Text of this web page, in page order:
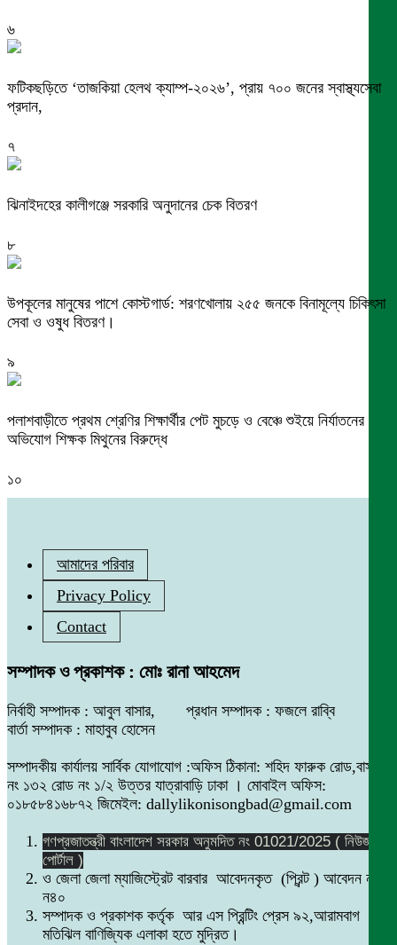
৬
ফটিকছড়িতে ‘তাজকিয়া হেলথ ক্যাম্প-২০২৬’, প্রায় ৭০০ জনের স্বাস্থ্যসেবা
প্রদান,
৭
ঝিনাইদহের কালীগঞ্জে সরকারি অনুদানের চেক বিতরণ
৮
উপকূলের মানুষের পাশে কোস্টগার্ড: শরণখোলায় ২৫৫ জনকে বিনামূল্যে চিকিৎসা
সেবা ও ওষুধ বিতরণ।
৯
পলাশবাড়ীতে প্রথম শ্রেণির শিক্ষার্থীর পেট মুচড়ে ও বেঞ্চে শুইয়ে নির্যাতনের
অভিযোগ শিক্ষক মিথুনের বিরুদ্ধে
১০
আমাদের পরিবার
Privacy Policy
Contact
সম্পাদক ও প্রকাশক : মোঃ রানা আহমেদ
নির্বাহী সম্পাদক : আবুল বাসার, প্রধান সম্পাদক : ফজলে রাব্বি
বার্তা সম্পাদক : মাহাবুব হোসেন
সম্পাদকীয় কার্যালয় সার্বিক যোগাযোগ :অফিস ঠিকানা: শহিদ ফারুক রোড,বাসা
নং ১৩২ রোড নং ১/২ উত্তর যাত্রাবাড়ি ঢাকা । মোবাইল অফিস:
০১৮৫৮৪১৬৮৭২ জিমেইল: dallylikonisongbad@gmail.com
গণপ্রজাতন্ত্রী বাংলাদেশ সরকার অনুমদিত নং 01021/2025 ( নিউজ
পোর্টাল )
ও জেলা জেলা ম্যাজিস্ট্রেট বারবার আবেদনকৃত (প্রিন্ট ) আবেদন নং
ন৪০
সম্পাদক ও প্রকাশক কর্তৃক আর এস প্রিন্টিং প্রেস ৯২,আরামবাগ
মতিঝিল বাণিজ্যিক এলাকা হতে মুদ্রিত।